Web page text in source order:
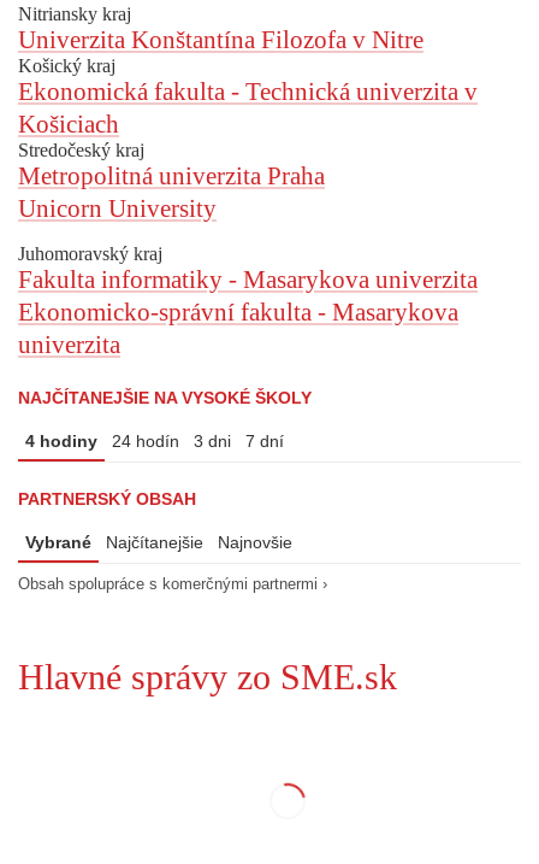
Nitriansky kraj
Univerzita Konštantína Filozofa v Nitre
Košický kraj
Ekonomická fakulta - Technická univerzita v
Košiciach
Stredočeský kraj
Metropolitná univerzita Praha
Unicorn University
Juhomoravský kraj
Fakulta informatiky - Masarykova univerzita
Ekonomicko-správní fakulta - Masarykova
univerzita
NAJČÍTANEJŠIE NA VYSOKÉ ŠKOLY
4 hodiny 24 hodín 3 dni 7 dní
PARTNERSKÝ OBSAH
Vybrané Najčítanejšie Najnovšie
Obsah spolupráce s komerčnými partnermi ›
Hlavné správy zo SME.sk